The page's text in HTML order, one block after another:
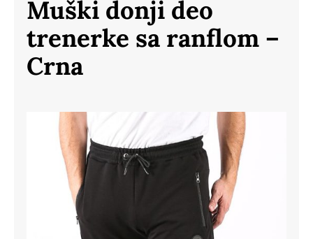
Ženska kolekcija
Muški donji deo
trenerke sa ranflom –
Crna